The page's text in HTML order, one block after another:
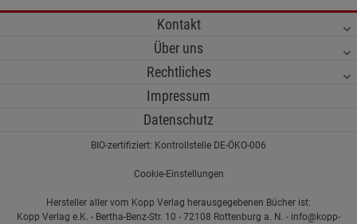
Kontakt
Über uns
Rechtliches
Impressum
Datenschutz
BIO-zertifiziert: Kontrollstelle DE-ÖKO-006
Cookie-Einstellungen
Hersteller aller vom Kopp Verlag herausgegebenen Bücher ist:
Kopp Verlag e.K. - Bertha-Benz-Str. 10 - 72108 Rottenburg a. N. - info@kopp-